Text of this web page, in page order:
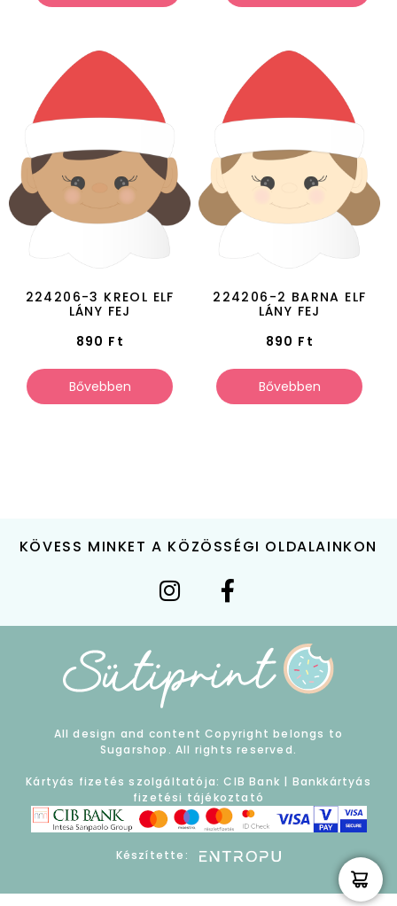
224206-3 KREOL ELF
LÁNY FEJ
890 Ft
Bővebben
224206-2 BARNA ELF
LÁNY FEJ
890 Ft
Bővebben
KÖVESS MINKET A KÖZÖSSÉGI OLDALAINKON
All design and content Copyright belongs to
Sugarshop. All rights reserved.
Kártyás fizetés szolgáltatója: CIB Bank | Bankkártyás
fizetési tájékoztató
Készítette: